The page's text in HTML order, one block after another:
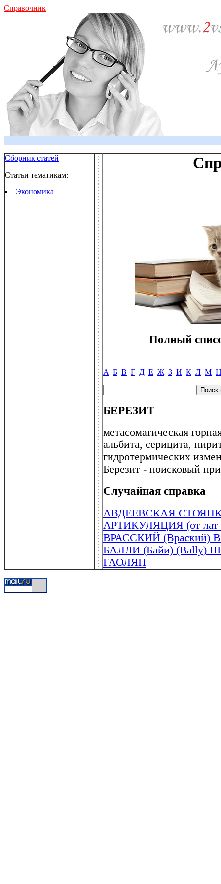
Справочник
Сборник статей
Статьи тематикам:
Экономика
Полный
А Б В Г Д Е Ж З И К Л М Н
БЕРЕЗИТ
метасоматическая
альбита, серицита,
гидротермических
Березит - поисковый
Случайная справка
АВДЕЕВСКАЯ
АРТИКУЛЯЦИЯ (от лат
ВРАССКИЙ (Враский)
БАЛЛИ (Байи) (Bally)
ГАОЛЯН